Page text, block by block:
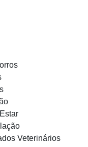
Veterinários